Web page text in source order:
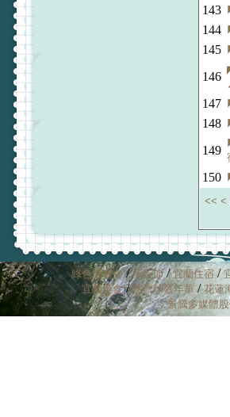
143
144
145
146
147
148
149
150
<< <
綠色博覽會/童玩節/宜蘭住宿/
宜蘭美食/熱汽球嘉年華/花蓮
景騰多媒體